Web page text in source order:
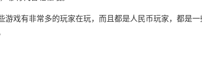
戏有非常多的玩家在玩，而且都是人民币玩家，都是